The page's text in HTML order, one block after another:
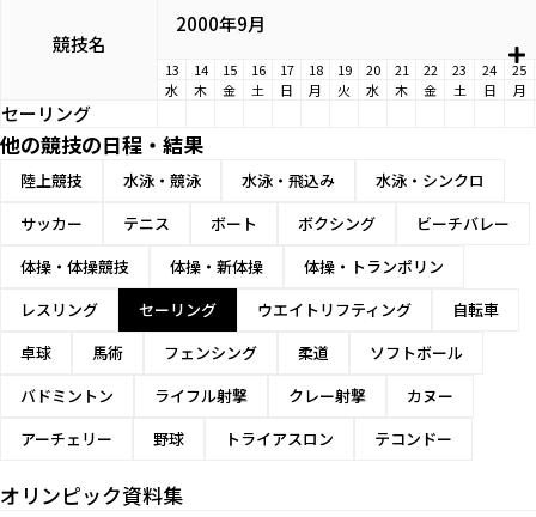
競技名
2000年9月
13 14 15 16 17 18 19 20 21 22 23 24
25
水
木 金 土 日 月 火 水 木 金 土 日 月
セーリング
他の競技の日程・結果
陸上競技 水泳・競泳 水泳・飛込み
水泳・シンクロ
サッカー
テニス ボート ボクシング
ビーチバレー
体操・体操競技
体操・新体操
体操・トランポリン
レスリング
セーリング ウエイトリフティング
自転車
卓球
馬術 フェンシング 柔道
ソフトボール
バドミントン
ライフル射撃 クレー射撃
カヌー
アーチェリー
野球 トライアスロン テコンドー
オリンピック資料集